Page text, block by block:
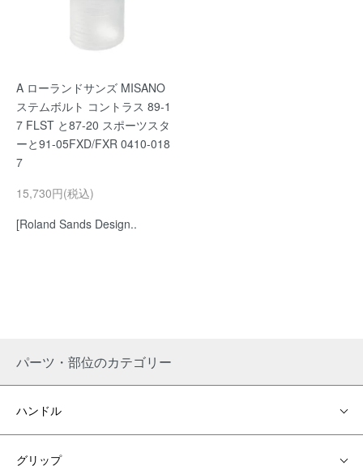
A ローランドサンズ MISANO
ステムボルト コントラス 89-1
7 FLST と87-20 スポーツスタ
ーと91-05FXD/FXR 0410-018
7
15,730円(税込)
[Roland Sands Design..
パーツ・部位のカテゴリー
ハンドル
グリップ